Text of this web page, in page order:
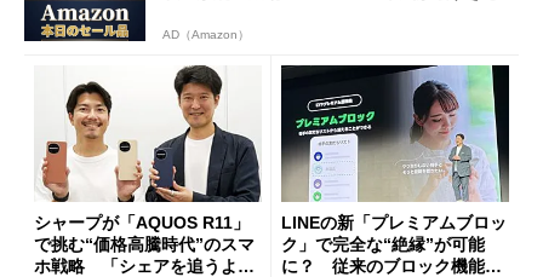
AD（Amazon）
シャープが「AQUOS R11」
で挑む“価格高騰時代”のスマ
ホ戦略 「シェアを追うより
LINEの新「プレミアムブロッ
ク」で完全な“絶縁”が可能
に？ 従来のブロック機能と